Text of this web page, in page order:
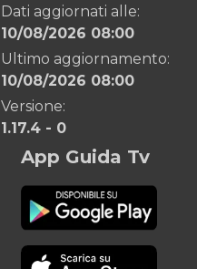
Dati aggiornati alle:
10/08/2026 08:00
Ultimo aggiornamento:
10/08/2026 08:00
Versione:
1.17.4 - 0
App Guida Tv